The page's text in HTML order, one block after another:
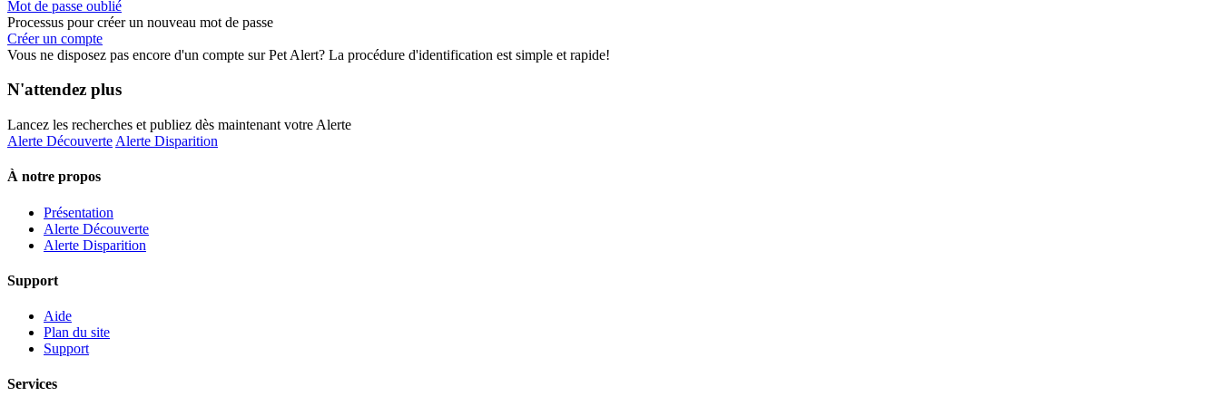
Mot de passe oublié
Processus pour créer un nouveau mot de passe
Créer un compte
Vous ne disposez pas encore d'un compte sur Pet Alert? La procédure d'identification est simple et rapide!
N'attendez plus
Lancez les recherches et publiez dès maintenant votre Alerte
Alerte Découverte Alerte Disparition
À notre propos
Présentation
Alerte Découverte
Alerte Disparition
Support
Aide
Plan du site
Support
Services